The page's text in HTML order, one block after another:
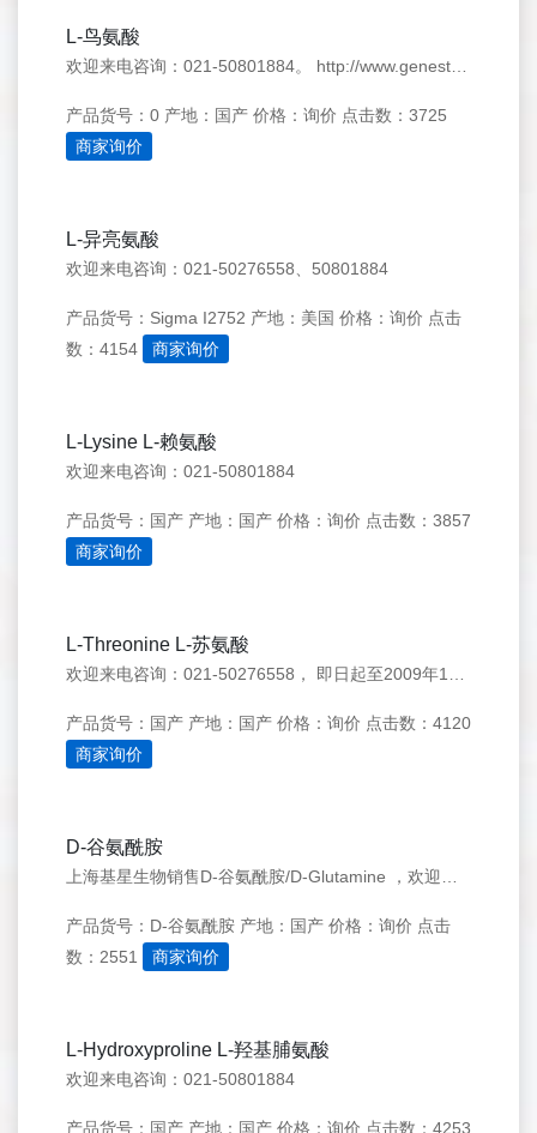
L-鸟氨酸
产品货号：0 产地：国产 价格：询价 点击数：3725
商家询价
L-异亮氨酸
欢迎来电咨询：021-50276558、50801884
产品货号：Sigma I2752 产地：美国 价格：询价 点击
数：4154
商家询价
L-Lysine L-赖氨酸
欢迎来电咨询：021-50801884
产品货号：国产 产地：国产 价格：询价 点击数：3857
商家询价
L-Threonine L-苏氨酸
产品货号：国产 产地：国产 价格：询价 点击数：4120
商家询价
D-谷氨酰胺
产品货号：D-谷氨酰胺 产地：国产 价格：询价 点击
数：2551
商家询价
L-Hydroxyproline L-羟基脯氨酸
欢迎来电咨询：021-50801884
产品货号：国产 产地：国产 价格：询价 点击数：4253